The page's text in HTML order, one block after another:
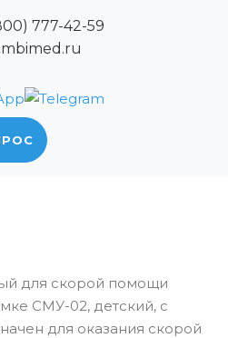
777-42-59
для скорой помощи
СМУ-02, детский, с
для оказания скорой